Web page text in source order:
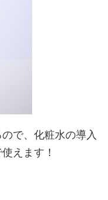
で、化粧水の導入
えます！